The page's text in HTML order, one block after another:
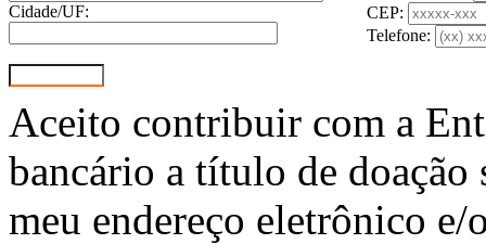
Cidade/UF:
CEP:
Telefone:
Aceito contribuir com a
bancário a título de doação
meu endereço eletrônico e/